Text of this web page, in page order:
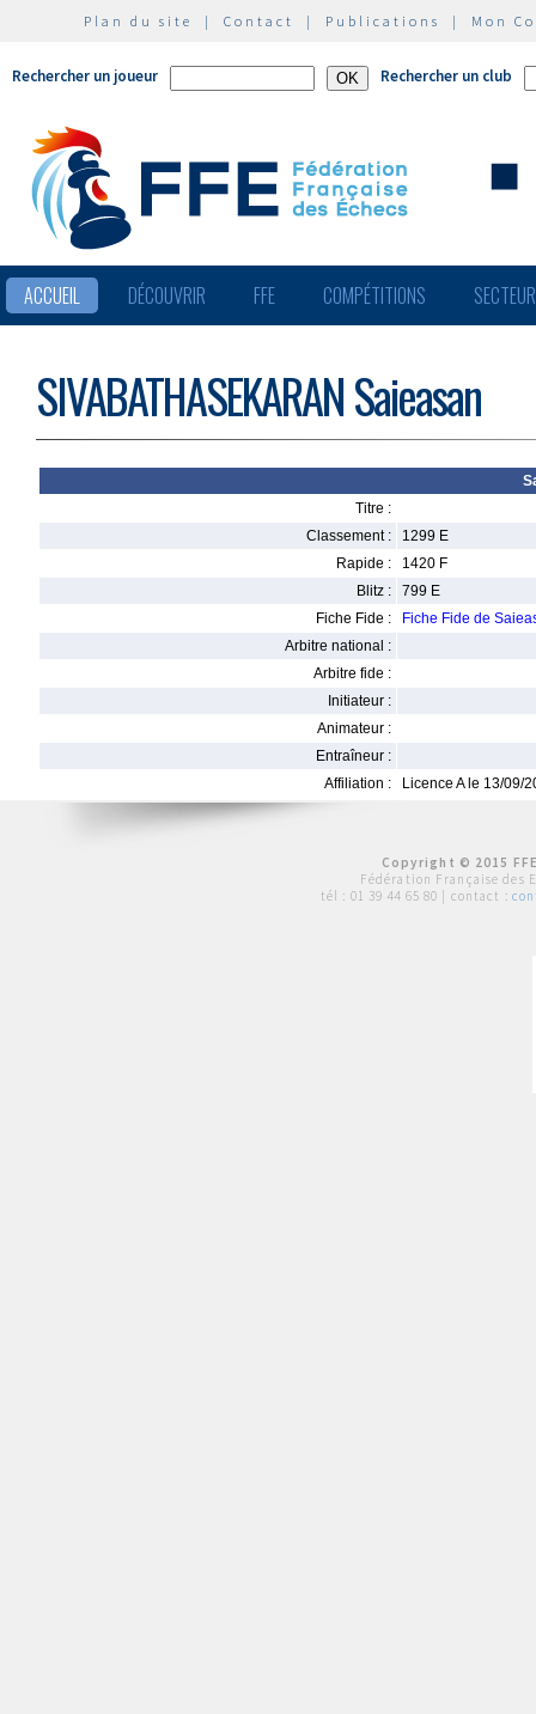
Plan du site | Contact | Publications | Mon
Rechercher un joueur Rechercher un club
ACCUEIL DÉCOUVRIR FFE COMPÉTITIONS
SIVABATHASEKARAN Saieasan
Titre :
Classement :
1299 E
Rapide :
1420 F
Blitz :
799 E
Fiche Fide :
Fiche Fide de
Arbitre national :
Arbitre fide :
Initiateur :
Animateur :
Entraîneur :
Affiliation :
Licence A le 13/09/
Copyright © 2015
Fédération Française des
tél : 01 39 44 65 80 | contact :